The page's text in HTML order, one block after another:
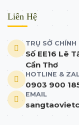
Liên Hệ
TRỤ SỞ CHÍNH
Số EE16 Lê
Cần Thơ
HOTLINE &
0903 900
EMAIL